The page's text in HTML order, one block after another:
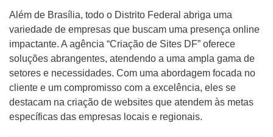
Além de Brasília, todo o Distrito Federal abriga uma
variedade de empresas que buscam uma presença online
impactante. A agência “Criação de Sites DF” oferece
soluções abrangentes, atendendo a uma ampla gama de
setores e necessidades. Com uma abordagem focada no
cliente e um compromisso com a excelência, eles se
destacam na criação de websites que atendem às metas
específicas das empresas locais e regionais.